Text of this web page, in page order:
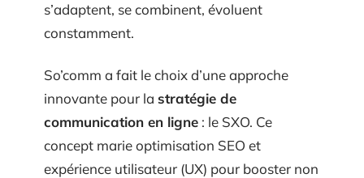
s’adaptent, se combinent, évoluent
constamment.
So’comm a fait le choix d’une approche
innovante pour la stratégie de
communication en ligne : le SXO. Ce
concept marie optimisation SEO et
expérience utilisateur (UX) pour booster non